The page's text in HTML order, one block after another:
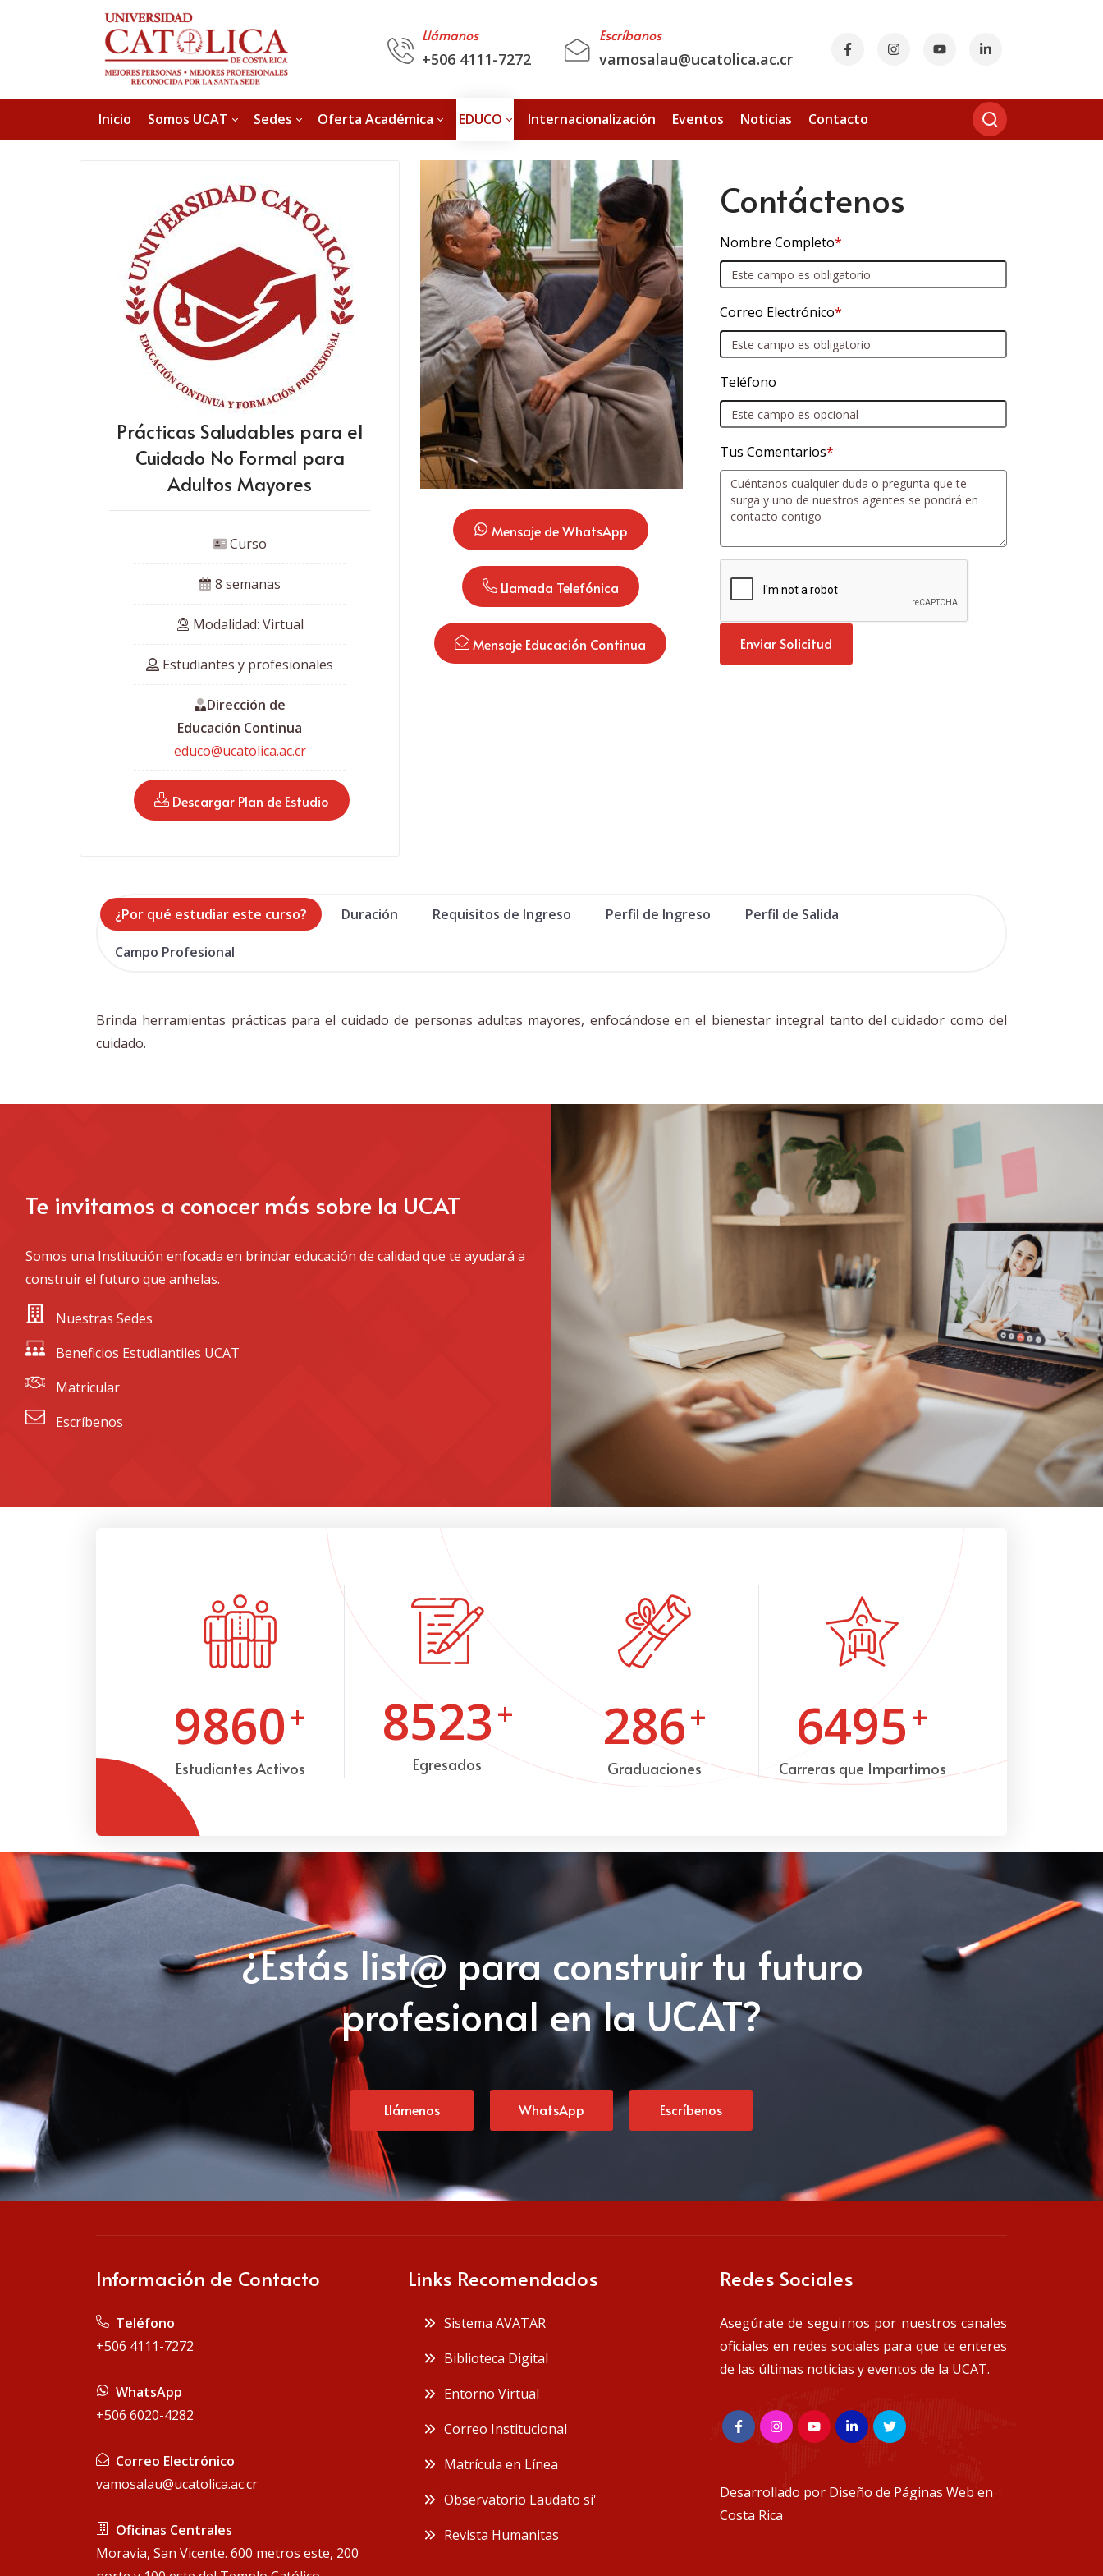
Llámanos
+506 4111-7272
Escríbanos
vamosalau@ucatolica.ac.cr
Inicio Somos UCAT Sedes Oferta Académica EDUCO Internacionalización Eventos Noticias Contacto
Prácticas Saludables para el
Cuidado No Formal para
Adultos Mayores
Curso
8 semanas
Modalidad: Virtual
Estudiantes y profesionales
Dirección de
Educación Continua
educo@ucatolica.ac.cr
Descargar Plan de Estudio
Mensaje de WhatsApp
Llamada Telefónica
Mensaje Educación Continua
Contáctenos
Nombre Completo*
Correo Electrónico*
Teléfono
Tus Comentarios*
¿Por qué estudiar este curso? Duración Requisitos de Ingreso Perfil de Ingreso Perfil de Salida
Campo Profesional
Brinda herramientas prácticas para el cuidado de personas adultas mayores, enfocándose en el bienestar integral tanto del cuidador como del
cuidado.
Te invitamos a conocer más sobre la UCAT
Somos una Institución enfocada en brindar educación de calidad que te ayudará a
construir el futuro que anhelas.
Nuestras Sedes
Beneficios Estudiantiles UCAT
Matricular
Escríbenos
9860+
Estudiantes Activos
8523+
Egresados
286+
Graduaciones
6495+
Carreras que Impartimos
¿Estás list@ para construir tu futuro
profesional en la UCAT?
Llámenos WhatsApp Escríbenos
Información de Contacto
Teléfono
+506 4111-7272
WhatsApp
+506 6020-4282
Correo Electrónico
vamosalau@ucatolica.ac.cr
Oficinas Centrales
Moravia, San Vicente. 600 metros este, 200
Links Recomendados
Sistema AVATAR
Biblioteca Digital
Entorno Virtual
Correo Institucional
Matrícula en Línea
Observatorio Laudato si'
Revista Humanitas
Redes Sociales
Asegúrate de seguirnos por nuestros canales
oficiales en redes sociales para que te enteres
de las últimas noticias y eventos de la UCAT.
Desarrollado por Diseño de Páginas Web en
Costa Rica